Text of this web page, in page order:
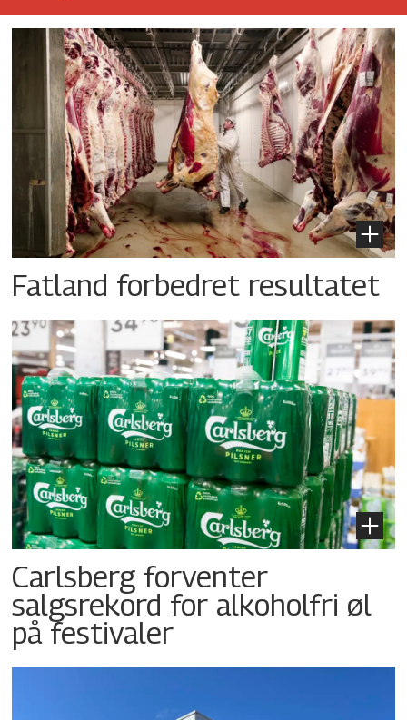
Fatland forbedret resultatet
Carlsberg forventer
salgsrekord for alkoholfri øl
på festivaler